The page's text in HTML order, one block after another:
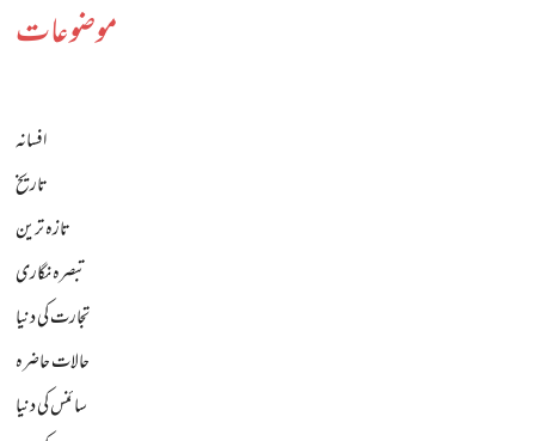
موضوعات
افسانہ
تاریخ
تازہ ترین
تبصرہ نگاری
تجارت کی دنیا
حالات حاضرہ
سائنس کی دنیا